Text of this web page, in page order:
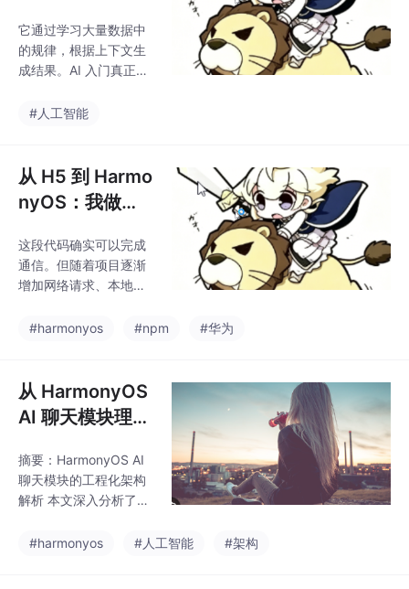
pt、AI 工具到大
模型原理一次讲
它通过学习大量数据中
的规律，根据上下文生
成结果。AI 入门真正困
念特别复杂，而是各种
始就研究复杂数学公
式，也不需要记住所有
工具。用 AI 解释一段代
错；用 AI 拆分一个需
求；用 AI 生成一个最小
Demo；再通过编译和
成几次真实闭环后，会
如何把 A
#人工智能
从 H5 到 Harmo
nyOS：我做了
PM 双端发布的
ArkWeb JSBrid
这段代码确实可以完成
通信。但随着项目逐渐
增加网络请求、本地存
发调用、错误处理和 Ty
成一组难以维护的回调
和switch。为了解决这
些问题，我独立设计并
m→ OHPM架构设计→
H5 SDK→ HAR 打包→
npm 发布→ OHPM 发
OS 独立 Demo→ 公共
#harmonyos #npm #华为
从 HarmonyOS
AI 聊天模块理解
VVM、Controll
er、Provider、
摘要：HarmonyOS AI
聊天模块的工程化架构
解析 本文深入分析了Ha
架构设计，重点阐述了
#harmonyos #人工智能 #架构